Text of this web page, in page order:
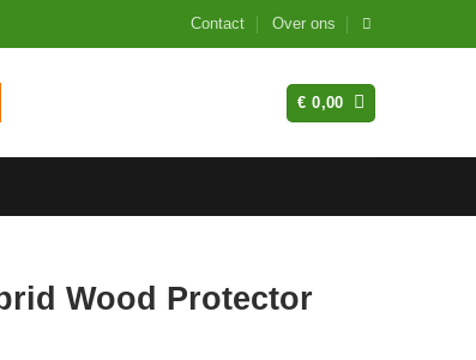
Contact Over ons
€ 0,00
Wood Protector